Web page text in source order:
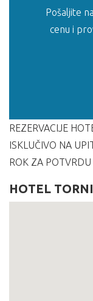
Pošaljite
cenu i
REZERVACIJE
ISKLUČIVO NA
ROK ZA
HOTEL